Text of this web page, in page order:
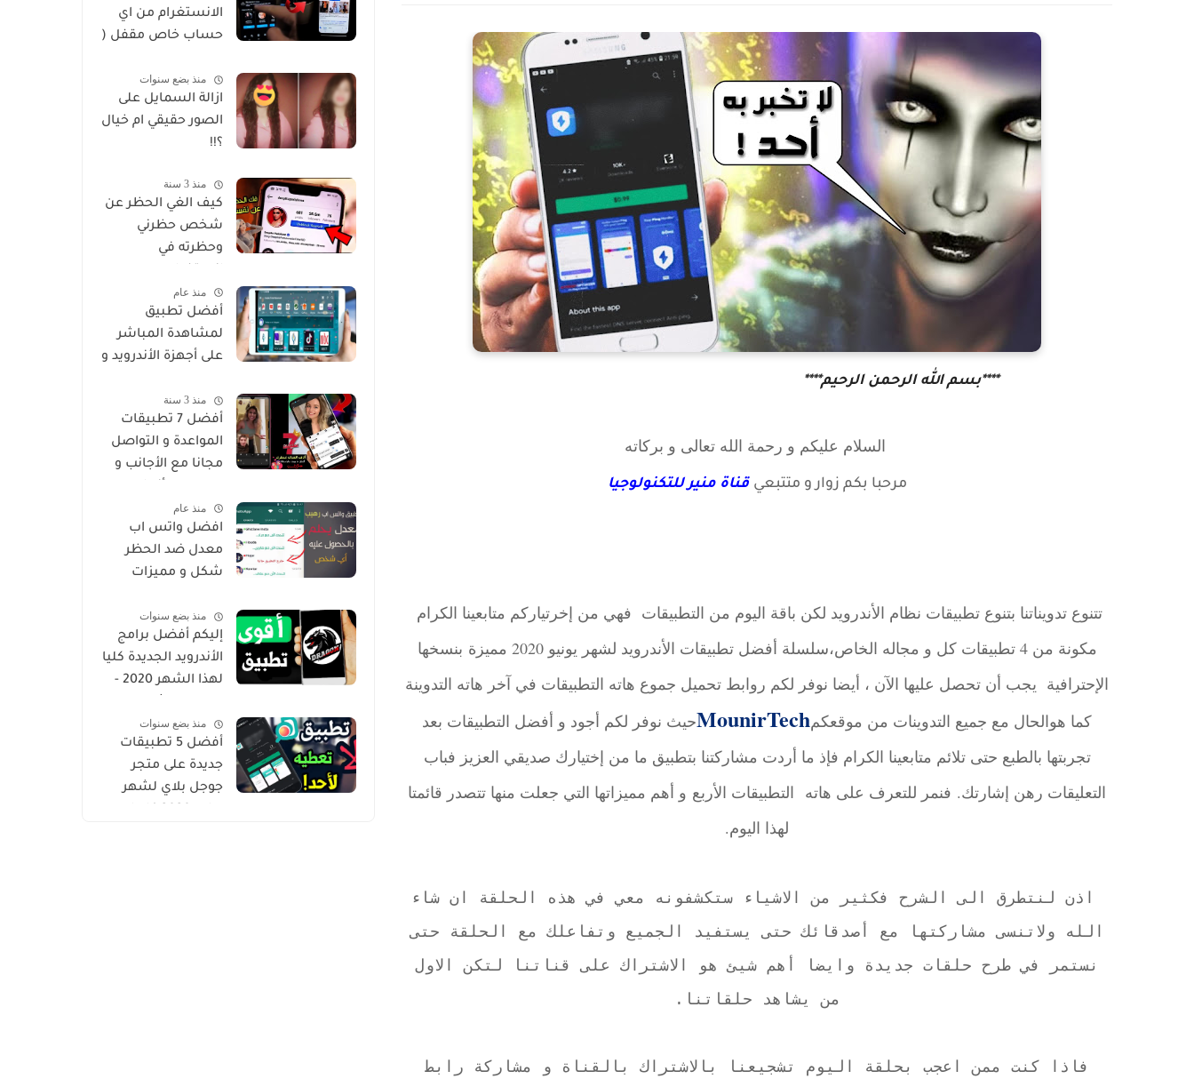
****بسم الله الرحمن الرحيم****
السلام عليكم و رحمة الله تعالى و بركاته
مرحبا بكم زوارو متتبعي قناة منير للتكنولوجيا
تتنوع تدويناتنا بتنوع تطبيقات نظام الأندرويد لكن باقة اليوم من التطبيقات فهي من إخرتياركم متابعينا الكرام
مكونة من 4 تطبيقات كل و مجاله الخاص،سلسلة أفضل تطبيقات الأندرويد لشهر يونيو 2020 مميزة بنسخها
الإحترافية يجب أن تحصل عليها الآن ، أيضا نوفر لكم روابط تحميل جموع هاته التطبيقات في آخر هاته التدوينة
كما هوالحال مع جميع التدوينات من موقعكمMounirTechحيث نوفر لكم أجود و أفضل التطبيقات بعد
تجربتها بالطبع حتى تلائم متابعينا الكرام فإذ ما أردت مشاركتنا بتطبيق ما من إختيارك صديقي العزيز فباب
التعليقات رهن إشارتك. فنمر للتعرف على هاته التطبيقات الأربع و أهم مميزاتها التي جعلت منها تتصدر قائمتا
لهذا اليوم.
اذن لنتطرق الى الشرح فكثير من الاشياء ستكشفونه معي في هذه الحلقة ان شاء
الله ولاتنسى مشاركتها مع أصدقائك حتى يستفيد الجميع وتفاعلك مع الحلقة حتى
نستمر في طرح حلقات جديدة وايضا أهم شيئ هو الاشتراك على قناتنا لتكن الاول
من يشاهد حلقاتنا.
فاذا كنت ممن اعجب بحلقة اليوم تشجيعنا بالاشتراك بالقناة و مشاركة رابط
الانستغرام من اي
حساب خاص مقفل (
منذ بضع سنوات
ازالة السمايل على
الصور حقيقي ام خيال
؟!!
منذ 3 سنة
كيف الغي الحظر عن
شخص حظرني
وحظرته في
منذ عام
أفضل تطبيق
لمشاهدة المباشر
على أجهزة الأندرويد و
منذ 3 سنة
أفضل 7 تطبيقات
المواعدة و التواصل
مجانا مع الأجانب و
العالم
منذ عام
افضل واتس اب
معدل ضد الحظر
شكل و مميزات
Goldمنذ بضع سنوات
إليكم أفضل برامج
الأندرويد الجديدة كليا
لهذا الشهر 2020 -
حصري من أروع ما
شرحت
منذ بضع سنوات
أفضل 5 تطبيقات
جديدة على متجر
جوجل بلاي لشهر